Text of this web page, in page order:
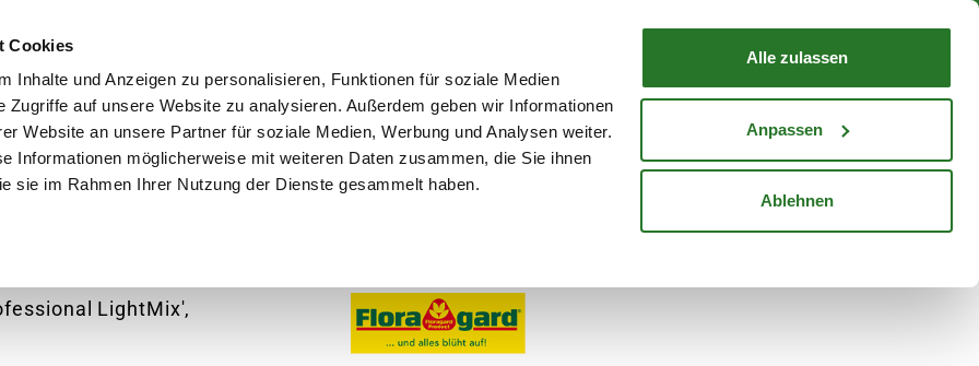
Cookies
Inhalte und Anzeigen zu personalisieren, Funktionen für soziale Medien
Zugriffe auf unsere Website zu analysieren. Außerdem geben wir Informationen
Website an unsere Partner für soziale Medien, Werbung und Analysen weiter.
Informationen möglicherweise mit weiteren Daten zusammen, die Sie ihnen
sie im Rahmen Ihrer Nutzung der Dienste gesammelt haben.
Alle zulassen
Anpassen
Ablehnen
Mein KontoStandorte
WARENKORB
Garten Aktuelles Ratgeber Gutscheine Karriere